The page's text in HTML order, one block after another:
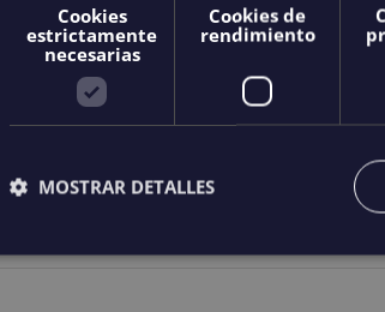
horrorizan a los marineros resulten ser de
proteger a sus crías.
Cookies
estrictamente
necesarias
Cookies de
rendimiento
MOSTRAR DETALLES